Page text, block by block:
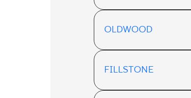
OLDWOOD
FILLSTONE